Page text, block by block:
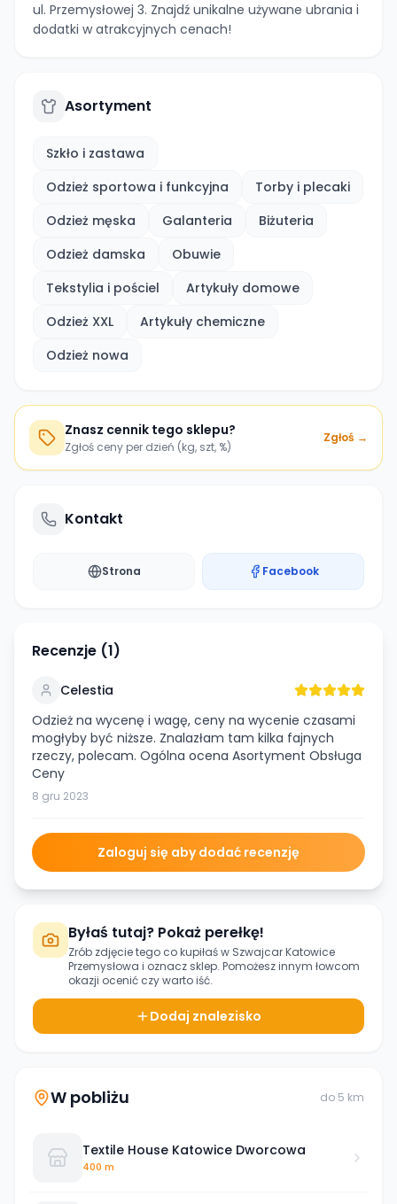
ul. Przemysłowej 3. Znajdź unikalne używane ubrania i
dodatki w atrakcyjnych cenach!
Asortyment
Szkło i zastawa
Odzież sportowa i funkcyjna
Torby i plecaki
Odzież męska
Galanteria
Biżuteria
Odzież damska
Obuwie
Tekstylia i pościel
Artykuły domowe
Odzież XXL
Artykuły chemiczne
Odzież nowa
Znasz cennik tego sklepu?
Zgłoś ceny per dzień (kg, szt, %)
Zgłoś →
Kontakt
Strona Facebook
Recenzje (1)
Celestia
Odzież na wycenę i wagę, ceny na wycenie czasami
mogłyby być niższe. Znalazłam tam kilka fajnych
rzeczy, polecam. Ogólna ocena Asortyment Obsługa
Ceny
8 gru 2023
Zaloguj się aby dodać recenzję
Byłaś tutaj? Pokaż perełkę!
Zrób zdjęcie tego co kupiłaś w Szwajcar Katowice
Przemysłowa i oznacz sklep. Pomożesz innym łowcom
okazji ocenić czy warto iść.
Dodaj znalezisko
W pobliżu do 5 km
Textile House Katowice Dworcowa
400 m